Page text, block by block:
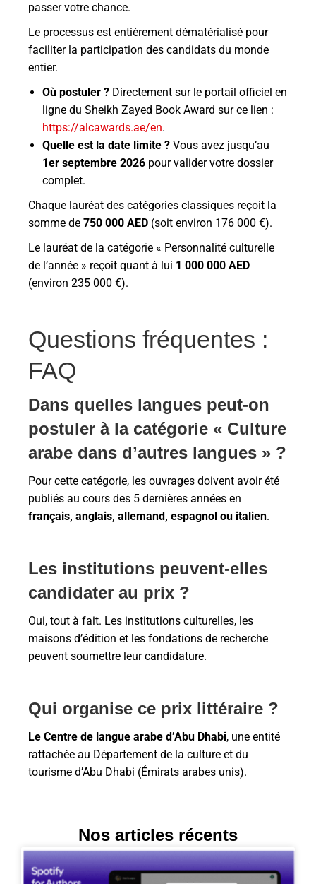
passer votre chance.
Le processus est entièrement dématérialisé pour
faciliter la participation des candidats du monde
entier.
Où postuler ? Directement sur le portail officiel en
ligne du Sheikh Zayed Book Award sur ce lien :
https://alcawards.ae/en.
Quelle est la date limite ? Vous avez jusqu’au
1er septembre 2026 pour valider votre dossier
complet.
Chaque lauréat des catégories classiques reçoit la
somme de 750 000 AED (soit environ 176 000 €).
Le lauréat de la catégorie « Personnalité culturelle
de l’année » reçoit quant à lui 1 000 000 AED
(environ 235 000 €).
Questions fréquentes :
FAQ
Dans quelles langues peut-on
postuler à la catégorie « Culture
arabe dans d’autres langues » ?
Pour cette catégorie, les ouvrages doivent avoir été
publiés au cours des 5 dernières années en
français, anglais, allemand, espagnol ou italien.
Les institutions peuvent-elles
candidater au prix ?
Oui, tout à fait. Les institutions culturelles, les
maisons d’édition et les fondations de recherche
peuvent soumettre leur candidature.
Qui organise ce prix littéraire ?
Le Centre de langue arabe d’Abu Dhabi, une entité
rattachée au Département de la culture et du
tourisme d’Abu Dhabi (Émirats arabes unis).
Nos articles récents